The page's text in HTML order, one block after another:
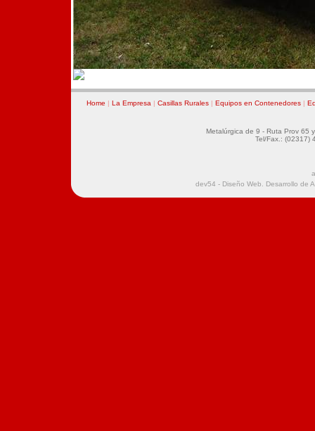
Home | La Empresa | Casillas Rurales | Equipos en Contenedores |
Metalúrgica de 9 - Ruta Prov 65
Tel/Fax.: (02317)
dev54 - Diseño Web. Desarrollo de